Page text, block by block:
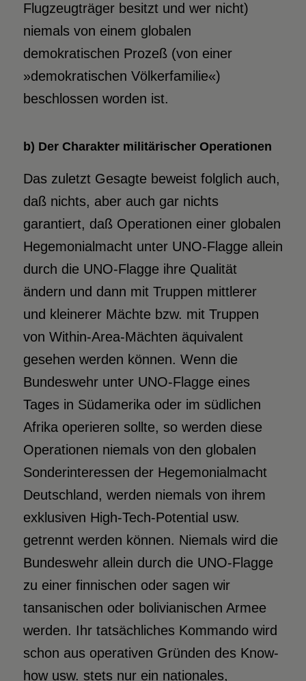
Flugzeugträger besitzt und wer nicht)
niemals von einem globalen
demokratischen Prozeß (von einer
»demokratischen Völkerfamilie«)
beschlossen worden ist.
b) Der Charakter militärischer Operationen
Das zuletzt Gesagte beweist folglich auch,
daß nichts, aber auch gar nichts
garantiert, daß Operationen einer globalen
Hegemonialmacht unter UNO-Flagge allein
durch die UNO-Flagge ihre Qualität
ändern und dann mit Truppen mittlerer
und kleinerer Mächte bzw. mit Truppen
von Within-Area-Mächten äquivalent
gesehen werden können. Wenn die
Bundeswehr unter UNO-Flagge eines
Tages in Südamerika oder im südlichen
Afrika operieren sollte, so werden diese
Operationen niemals von den globalen
Sonderinteressen der Hegemonialmacht
Deutschland, werden niemals von ihrem
exklusiven High-Tech-Potential usw.
getrennt werden können. Niemals wird die
Bundeswehr allein durch die UNO-Flagge
zu einer finnischen oder sagen wir
tansanischen oder bolivianischen Armee
werden. Ihr tatsächliches Kommando wird
schon aus operativen Gründen des Know-
how usw. stets nur ein nationales,